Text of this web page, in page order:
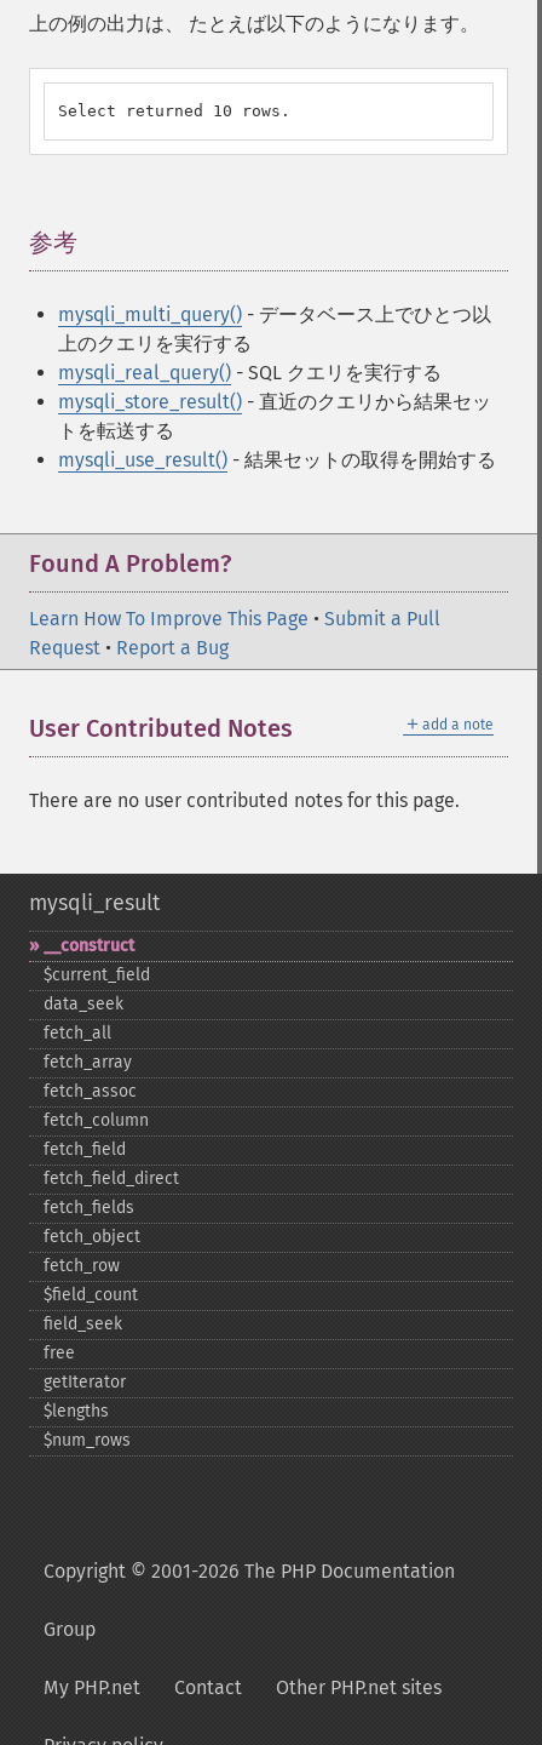
上の例の出力は、 たとえば以下のようになります。
Select returned 10 rows.
参考
mysqli_multi_query() - データベース上でひとつ以
上のクエリを実行する
mysqli_real_query() - SQL クエリを実行する
mysqli_store_result() - 直近のクエリから結果セッ
トを転送する
mysqli_use_result() - 結果セットの取得を開始する
Found A Problem?
Learn How To Improve This Page • Submit a Pull
Request • Report a Bug
＋ add a note
User Contributed Notes
There are no user contributed notes for this page.
mysqli_result
_​_​construct
$current_​field
data_​seek
fetch_​all
fetch_​array
fetch_​assoc
fetch_​column
fetch_​field
fetch_​field_​direct
fetch_​fields
fetch_​object
fetch_​row
$field_​count
field_​seek
free
getIterator
$lengths
$num_​rows
Copyright © 2001-2026 The PHP Documentation
Group
My PHP.net Contact Other PHP.net sites